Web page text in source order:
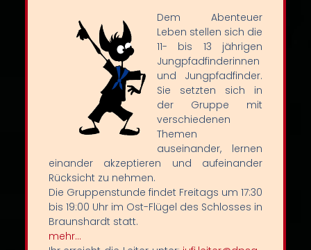
Dem Abenteuer
Leben stellen sich die
11- bis 13 jährigen
Jungpfadfinderinnen
und Jungpfadfinder.
Sie setzten sich in
der Gruppe mit
verschiedenen
Themen
auseinander, lernen
einander akzeptieren und aufeinander
Rücksicht zu nehmen.
Die Gruppenstunde findet Freitags um 17:30
bis 19:00 Uhr im Ost-Flügel des Schlosses in
Braunshardt statt.
mehr…